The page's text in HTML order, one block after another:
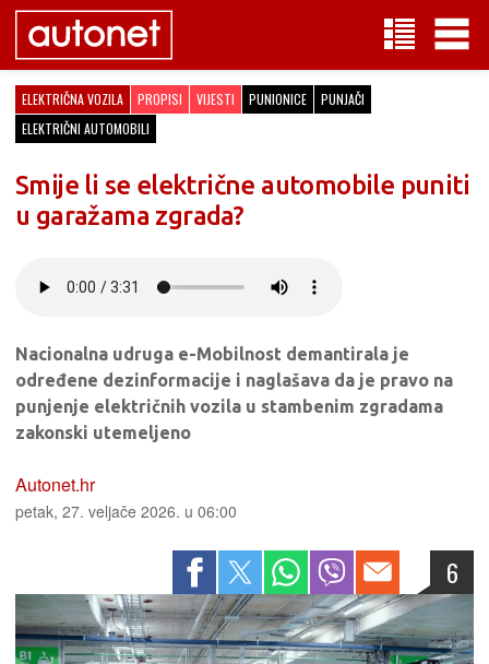
ELEKTRIČNA VOZILA PROPISI VIJESTI PUNIONICE
PUNJAČI
ELEKTRIČNI AUTOMOBILI
Smije li se električne automobile puniti
u garažama zgrada?
Nacionalna udruga e-Mobilnost demantirala je
određene dezinformacije i naglašava da je pravo na
punjenje električnih vozila u stambenim zgradama
zakonski utemeljeno
Autonet.hr
petak, 27. veljače 2026. u 06:00
6